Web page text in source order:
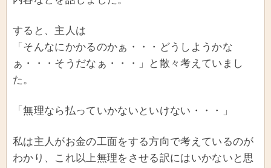
すると、主人は
「そんなにかかるのかぁ・・・どうしようかな
ぁ・・・そうだなぁ・・・」と散々考えていまし
た。
「無理なら払っていかないといけない・・・」
私は主人がお金の工面をする方向で考えているのが
わかり、これ以上無理をさせる訳にはいかないと思